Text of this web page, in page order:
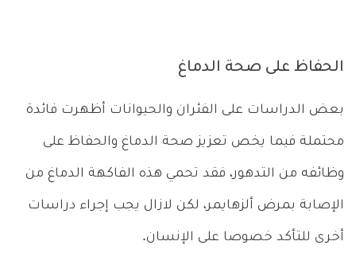
الحفاظ على صحة الدماغ
بعض الدراسات على الفئران والحيوانات أظهرت فائدة
محتملة فيما يخص تعزيز صحة الدماغ والحفاظ على
وظائفه من التدهور، فقد تحمي هذه الفاكهة الدماغ من
الإصابة بمرض ألزهايمر، لكن لازال يجب إجراء دراسات
أخرى للتأكد خصوصا على الإنسان.